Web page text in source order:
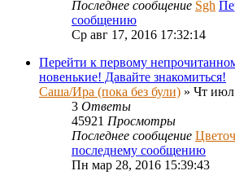
Последнее сообщение Sgh
сообщению
Ср авг 17, 2016 17:32:14
Перейти к первому
новенькие! Давайте знакомиться!
Саша/Ира (пока без були) » Чт июл
3 Ответы
45921 Просмотры
Последнее сообщение
последнему сообщению
Пн мар 28, 2016 15:39:43